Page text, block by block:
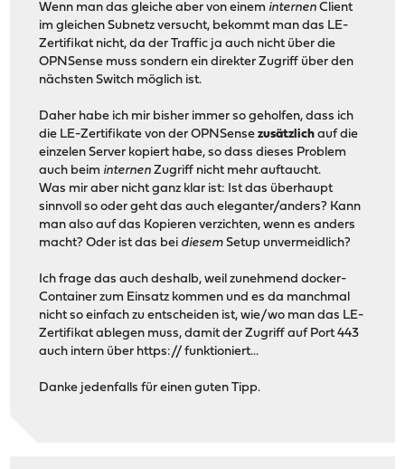
Wenn man das gleiche aber von einem internen Client
im gleichen Subnetz versucht, bekommt man das LE-
Zertifikat nicht, da der Traffic ja auch nicht über die
OPNSense muss sondern ein direkter Zugriff über den
nächsten Switch möglich ist.
Daher habe ich mir bisher immer so geholfen, dass ich
die LE-Zertifikate von der OPNSensezusätzlich auf die
einzelen Server kopiert habe, so dass dieses Problem
auch beim internen Zugriff nicht mehr auftaucht.
Was mir aber nicht ganz klar ist: Ist das überhaupt
sinnvoll so oder geht das auch eleganter/anders? Kann
man also auf das Kopieren verzichten, wenn es anders
macht? Oder ist das bei diesem Setup unvermeidlich?
Ich frage das auch deshalb, weil zunehmend docker-
Container zum Einsatz kommen und es da manchmal
nicht so einfach zu entscheiden ist, wie/wo man das LE-
Zertifikat ablegen muss, damit der Zugriff auf Port 443
auch intern über https:// funktioniert...
Danke jedenfalls für einen guten Tipp.